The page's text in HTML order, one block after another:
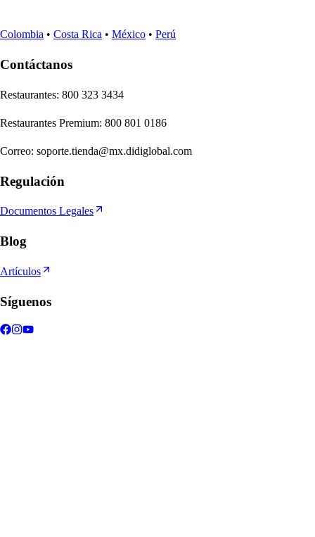
Colombia • Costa Rica • México • Perú
Contáctanos
Restaurantes: 800 323 3434
Restaurantes Premium: 800 801 0186
Correo: soporte.tienda@mx.didiglobal.com
Regulación
Documentos Legales
Blog
Artículos
Síguenos